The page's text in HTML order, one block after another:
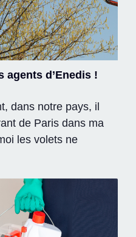
agents d’Enedis !
dans notre pays, il
de Paris dans ma
les volets ne